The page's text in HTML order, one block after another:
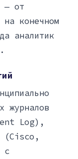
— от
конечном
аналитик
журналов
Log),
(Cisco,
с